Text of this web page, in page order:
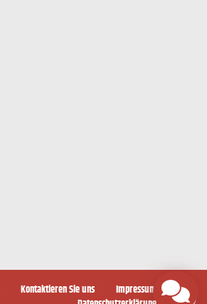
Kontaktieren Sie uns
Impressum